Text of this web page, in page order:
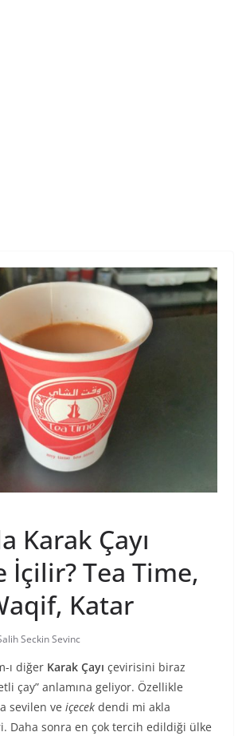
Karak Çayı
İçilir? Tea Time,
Katar
Seckin Sevinc
ı diğer Karak Çayı çevirisini biraz
çay” anlamına geliyor. Özellikle
sevilen ve içecek dendi mi akla
Daha sonra en çok tercih edildiği ülke